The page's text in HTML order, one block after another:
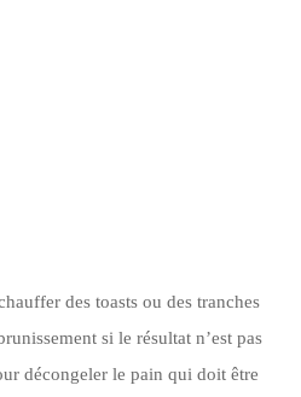
des toasts ou des tranches
si le résultat n’est pas
décongeler le pain qui doit être